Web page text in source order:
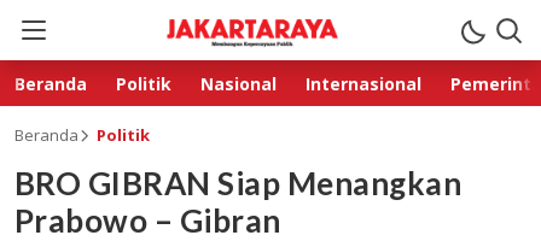
Beranda Politik Nasional Internasional
Beranda Politik
BRO GIBRAN Siap Menangkan
Prabowo – Gibran